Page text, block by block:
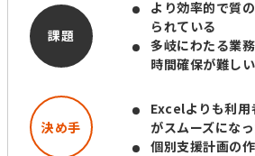
加算減算
キーワードからコラムを探す
帳票作成 電
課題
より効率的で質
られている
多岐にわたる業
時間確保が難しい
決め手
Excelよりも利用
がスムーズにな
個別支援計画の